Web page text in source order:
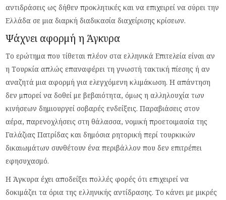
αντιδράσεις ως δήθεν προκλητικές και να επιχειρεί να σύρει την
Ελλάδα σε μια διαρκή διαδικασία διαχείρισης κρίσεων.
Ψάχνει αφορμή η Άγκυρα
Το ερώτημα που τίθεται πλέον στα ελληνικά Επιτελεία είναι αν
η Τουρκία απλώς επαναφέρει τη γνωστή τακτική πίεσης ή αν
αναζητά μια αφορμή για ελεγχόμενη κλιμάκωση. Η απάντηση
δεν μπορεί να δοθεί με βεβαιότητα, όμως η αλληλουχία των
κινήσεων δημιουργεί σοβαρές ενδείξεις. Παραβιάσεις στον
αέρα, παρενοχλήσεις στη θάλασσα, νομική προετοιμασία της
Γαλάζιας Πατρίδας και δημόσια ρητορική περί τουρκικών
δικαιωμάτων συνθέτουν ένα περιβάλλον που δεν επιτρέπει
εφησυχασμό.
Η Άγκυρα έχει αποδείξει πολλές φορές ότι επιχειρεί να
δοκιμάζει τα όρια της ελληνικής αντίδρασης. Το κάνει με μικρές